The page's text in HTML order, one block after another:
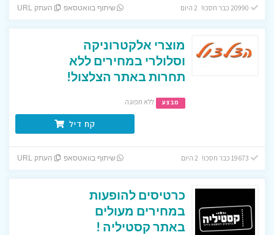
שיתוף בוואטסאפ העתק URL
מוצרי אלקטרוניקה
וסלולרי במחירים ללא
תחרות באתר הצלצול!
מבצע ללא תפוגה
קח דיל
שיתוף בוואטסאפ העתק URL
כרטיסים להופעות
במחירים מעולים
באתר קסטיליה !